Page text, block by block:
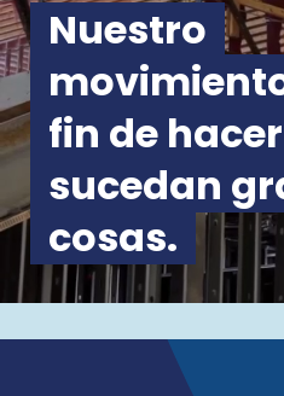
Nuestro
fin de
sucedan
cosas.